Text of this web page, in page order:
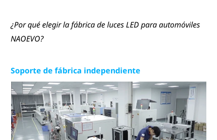
¿Por qué elegir la fábrica de luces LED para automóviles
NAOEVO?
Soporte de fábrica independiente